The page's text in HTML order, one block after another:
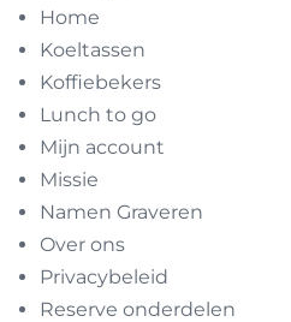
Home
Koeltassen
Koffiebekers
Lunch to go
Mijn account
Missie
Namen Graveren
Over ons
Privacybeleid
Reserve onderdelen